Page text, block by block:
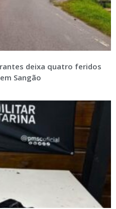
deixa quatro feridos
Sangão